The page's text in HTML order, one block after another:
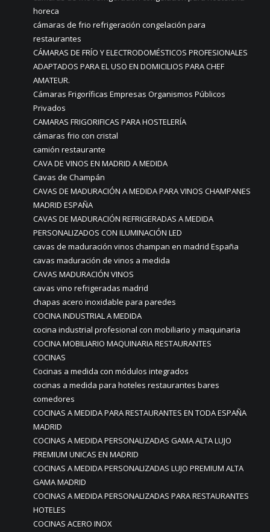
horeca
cámaras de frio refrigeración congelación para
restaurantes
CÁMARAS DE FRÍO Y ELECTRODOMÉSTICOS PROFESIONALES
ADAPTADOS PARA EL USO EN DOMICILIOS PARA CHEF
AMATEUR.
Cámaras Frigoríficas Empresas Organismos Públicos
Privados
CAMARAS FRIGORIFICAS PARA HOSTELERÍA
cámaras frio con cristal
camión restaurante
CAVA DE VINOS EN MADRID A MEDIDA
Cavas de Champán
CAVAS DE MADURACIÓN A MEDIDA PARA VINOS CHAMPANES
MADRID ESPAÑA
CAVAS DE MADURACIÓN REFRIGERADAS A MEDIDA
PERSONALIZADOS CON ILUMINACIÓN LED
cavas de maduración vinos champan en madrid España
cavas maduración de vinos a medida
CAVAS MADURACIÓN VINOS
cavas vino refrigeradas madrid
chapas acero inoxidable para paredes
COCINA INDUSTRIAL A MEDIDA
cocina industrial profesional con mobiliario y maquinaria
COCINA MOBILIARIO MAQUINARIA RESTAURANTES
COCINAS
Cocinas a medida con módulos integrados
cocinas a medida para hoteles restaurantes bares
comedores
COCINAS A MEDIDA PARA RESTAURANTES EN TODA ESPAÑA
MADRID
COCINAS A MEDIDA PERSONALIZADAS GAMA ALTA LUJO
PREMIUM UNICAS EN MADRID
COCINAS A MEDIDA PERSONALIZADAS LUJO PREMIUM ALTA
GAMA MADRID
COCINAS A MEDIDA PERSONALIZADAS PARA RESTAURANTES
HOTELES
COCINAS ACERO INOX